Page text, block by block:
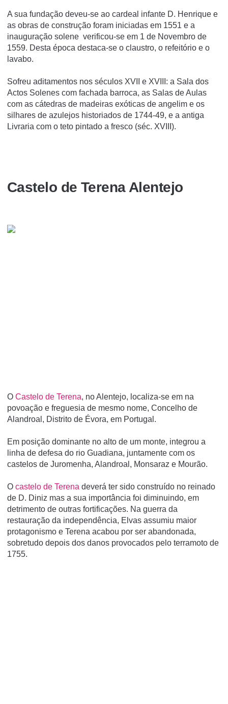
A sua fundação deveu-se ao cardeal infante D. Henrique e
as obras de construção foram iniciadas em 1551 e a
inauguração solene verificou-se em 1 de Novembro de
1559. Desta época destaca-se o claustro, o refeitório e o
lavabo.
Sofreu aditamentos nos séculos XVII e XVIII: a Sala dos
Actos Solenes com fachada barroca, as Salas de Aulas
com as cátedras de madeiras exóticas de angelim e os
silhares de azulejos historiados de 1744-49, e a antiga
Livraria com o teto pintado a fresco (séc. XVIII).
Castelo de Terena Alentejo
O Castelo de Terena, no Alentejo, localiza-se em na
povoação e freguesia de mesmo nome, Concelho de
Alandroal, Distrito de Évora, em Portugal.
Em posição dominante no alto de um monte, integrou a
linha de defesa do rio Guadiana, juntamente com os
castelos de Juromenha, Alandroal, Monsaraz e Mourão.
O castelo de Terena deverá ter sido construído no reinado
de D. Diniz mas a sua importância foi diminuindo, em
detrimento de outras fortificações. Na guerra da
restauração da independência, Elvas assumiu maior
protagonismo e Terena acabou por ser abandonada,
sobretudo depois dos danos provocados pelo terramoto de
1755.